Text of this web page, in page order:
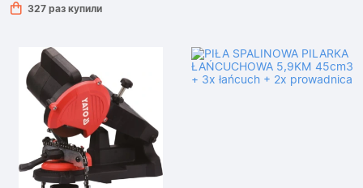
327 раз купили